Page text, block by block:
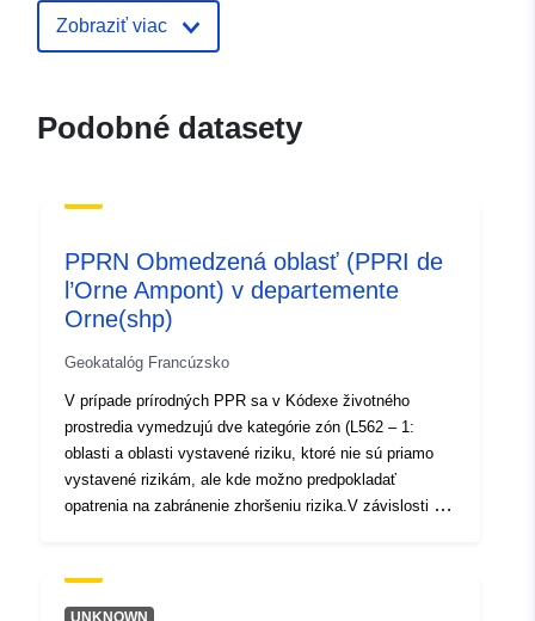
Vydavateľ:
Adresa URL:
https://vmm.vlaanderen.be
29 July 2026
Zemepisné
pokrytie:
Súradnice: [ [ 2.54, 51.51 ], [
5.92, 51.51 ], [ 5.92, 50.67 ], [
Zobraziť viac
Podobné datasety
PPRN Obmedzená oblasť (PPRI de
l’Orne Ampont) v departemente
Orne(shp)
Geokatalóg Francúzsko
V prípade prírodných PPR sa v Kódexe životného
prostredia vymedzujú dve kategórie zón (L562 – 1:
oblasti a oblasti vystavené riziku, ktoré nie sú priamo
vystavené rizikám, ale kde možno predpokladať
opatrenia na zabránenie zhoršeniu rizika.V závislosti od
všeobecnosti rozlišujú tri typy oblastí:1 – „Budovanie
zakázaných oblastí“, tzv. „červené oblasti“, v ktorých je